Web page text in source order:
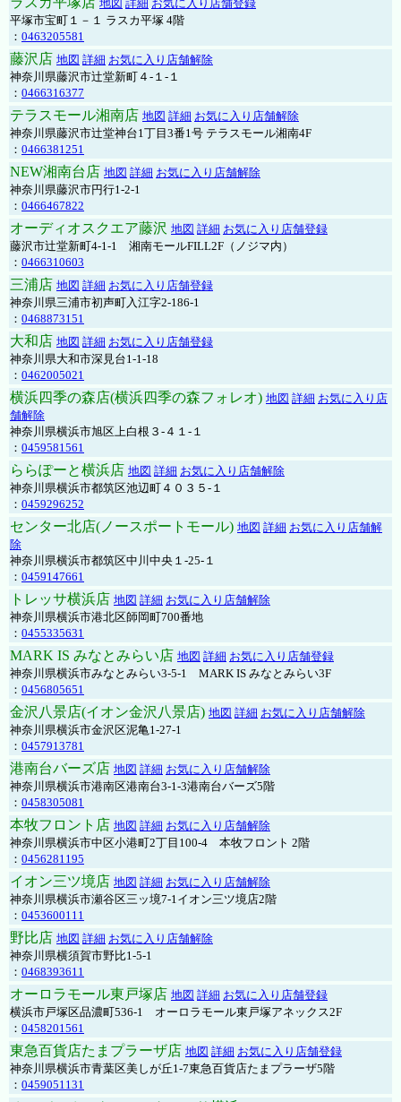
地図 詳細 お気に入り店舗登録
平塚市宝町１－１ ラスカ平塚 4階
： 0463205581
藤沢店 地図 詳細 お気に入り店舗解除
神奈川県藤沢市辻堂新町４-１-１
： 0466316377
テラスモール湘南店 地図 詳細 お気に入り店舗解除
神奈川県藤沢市辻堂神台1丁目3番1号 テラスモール湘南4F
： 0466381251
NEW湘南台店 地図 詳細 お気に入り店舗解除
神奈川県藤沢市円行1-2-1
： 0466467822
オーディオスクエア藤沢 地図 詳細 お気に入り店舗登録
藤沢市辻堂新町4-1-1 湘南モールFILL2F（ノジマ内）
： 0466310603
三浦店 地図 詳細 お気に入り店舗登録
神奈川県三浦市初声町入江字2-186-1
： 0468873151
大和店 地図 詳細 お気に入り店舗登録
神奈川県大和市深見台1-1-18
： 0462005021
横浜四季の森店(横浜四季の森フォレオ) 地図 詳細 お気に入り店
舗解除
神奈川県横浜市旭区上白根３-４１-１
： 0459581561
ららぽーと横浜店 地図 詳細 お気に入り店舗解除
神奈川県横浜市都筑区池辺町４０３５-１
： 0459296252
センター北店(ノースポートモール) 地図 詳細 お気に入り店舗解
除
神奈川県横浜市都筑区中川中央１-25-１
： 0459147661
トレッサ横浜店 地図 詳細 お気に入り店舗解除
神奈川県横浜市港北区師岡町700番地
： 0455335631
MARK IS みなとみらい店 地図 詳細 お気に入り店舗登録
神奈川県横浜市みなとみらい3-5-1 MARK IS みなとみらい3F
： 0456805651
金沢八景店(イオン金沢八景店) 地図 詳細 お気に入り店舗解除
神奈川県横浜市金沢区泥亀1-27-1
： 0457913781
港南台バーズ店 地図 詳細 お気に入り店舗解除
神奈川県横浜市港南区港南台3-1-3港南台バーズ5階
： 0458305081
本牧フロント店 地図 詳細 お気に入り店舗解除
神奈川県横浜市中区小港町2丁目100-4 本牧フロント 2階
： 0456281195
イオン三ツ境店 地図 詳細 お気に入り店舗解除
神奈川県横浜市瀬谷区三ッ境7-1イオン三ツ境店2階
： 0453600111
野比店 地図 詳細 お気に入り店舗解除
神奈川県横須賀市野比1-5-1
： 0468393611
オーロラモール東戸塚店 地図 詳細 お気に入り店舗登録
横浜市戸塚区品濃町536-1 オーロラモール東戸塚アネックス2F
： 0458201561
東急百貨店たまプラーザ店 地図 詳細 お気に入り店舗登録
神奈川県横浜市青葉区美しが丘1-7東急百貨店たまプラーザ5階
： 0459051131